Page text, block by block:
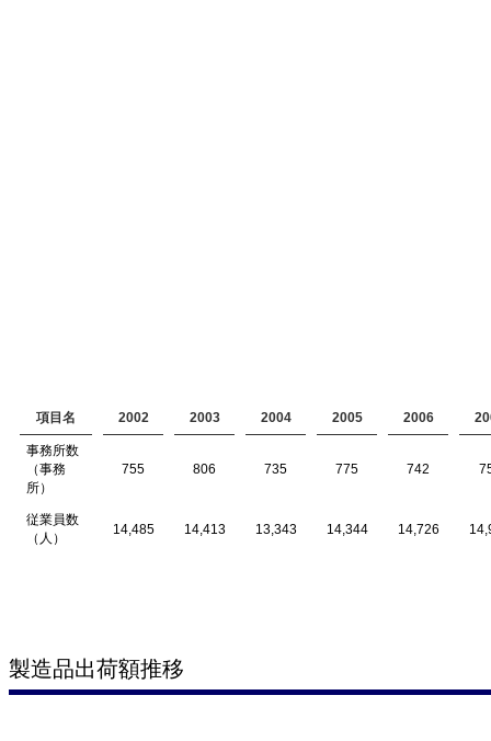
項目名 2002 2003 2004 2005 2006
事務所数
（事務
所）
755 806 735 775 742
従業員数
（人）
14,485 14,413 13,343 14,344 14,726
製造品出荷額推移